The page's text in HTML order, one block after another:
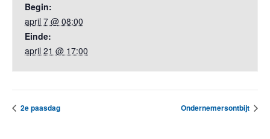
Begin:
april 7 @ 08:00
Einde:
april 21 @ 17:00
2e paasdag Ondernemersontbijt